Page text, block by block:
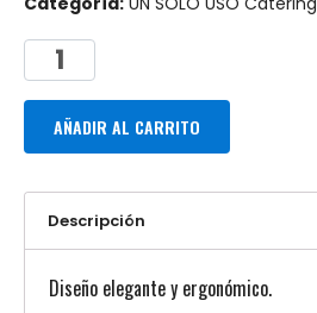
AÑADIR AL CARRITO
Descripción
Diseño elegante y ergonómico.